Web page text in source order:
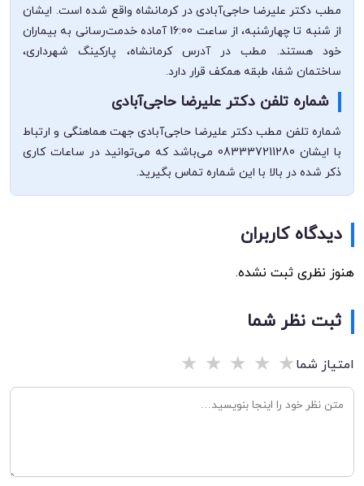
مطب دکتر علیرضا حاجی‌آبادی در کرمانشاه واقع شده است. ایشان
از شنبه تا چهارشنبه، از ساعت 16:00 آماده خدمت‌رسانی به بیماران
خود هستند. مطب در آدرس کرمانشاه، پارکینگ شهرداری،
ساختمان شفا، طبقه همکف قرار دارد.
شماره تلفن دکتر علیرضا حاجی‌آبادی
شماره تلفن مطب دکتر علیرضا حاجی‌آبادی جهت هماهنگی و ارتباط
با ایشان 083337211280 می‌باشد که می‌توانید در ساعات کاری
ذکر شده در بالا با این شماره تماس بگیرید.
دیدگاه کاربران
هنوز نظری ثبت نشده.
ثبت نظر شما
امتیاز شما★
★
★
★
★